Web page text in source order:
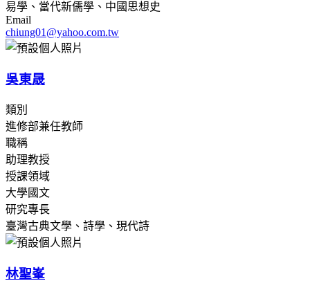
易學、當代新儒學、中國思想史
Email
chiung01@yahoo.com.tw
吳東晟
類別
進修部兼任教師
職稱
助理教授
授課領域
大學國文
研究專長
臺灣古典文學、詩學、現代詩
林聖峯